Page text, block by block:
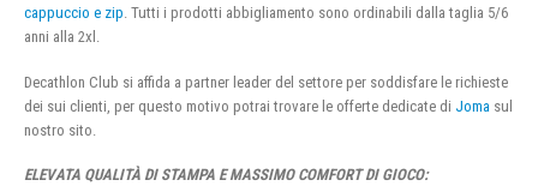
cappuccio e zip. Tutti i prodotti abbigliamento sono ordinabili dalla taglia 5/6
anni alla 2xl.
Decathlon Club si affida a partner leader del settore per soddisfare le richieste
dei sui clienti, per questo motivo potrai trovare le offerte dedicate di Joma sul
nostro sito.
ELEVATA QUALITÀ DI STAMPA E MASSIMO COMFORT DI GIOCO: